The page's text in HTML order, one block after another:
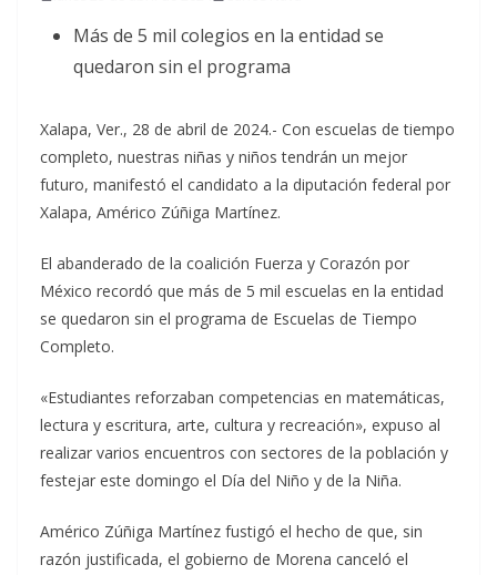
Más de 5 mil colegios en la entidad se
quedaron sin el programa
Xalapa, Ver., 28 de abril de 2024.- Con escuelas de tiempo
completo, nuestras niñas y niños tendrán un mejor
futuro, manifestó el candidato a la diputación federal por
Xalapa, Américo Zúñiga Martínez.
El abanderado de la coalición Fuerza y Corazón por
México recordó que más de 5 mil escuelas en la entidad
se quedaron sin el programa de Escuelas de Tiempo
Completo.
«Estudiantes reforzaban competencias en matemáticas,
lectura y escritura, arte, cultura y recreación», expuso al
realizar varios encuentros con sectores de la población y
festejar este domingo el Día del Niño y de la Niña.
Américo Zúñiga Martínez fustigó el hecho de que, sin
razón justificada, el gobierno de Morena canceló el